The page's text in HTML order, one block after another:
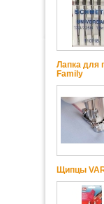
Лапка для
Family
Щипцы